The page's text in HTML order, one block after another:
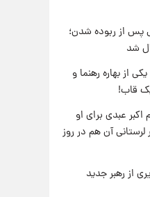
انتشار تصاویری از
ویدیو
پس از ربوده شدن؛
شد
از بهاره رهنما و
یک قاب!
اکبر عبدی برای او
لرستانی آن هم در روز
از رهبر جدید